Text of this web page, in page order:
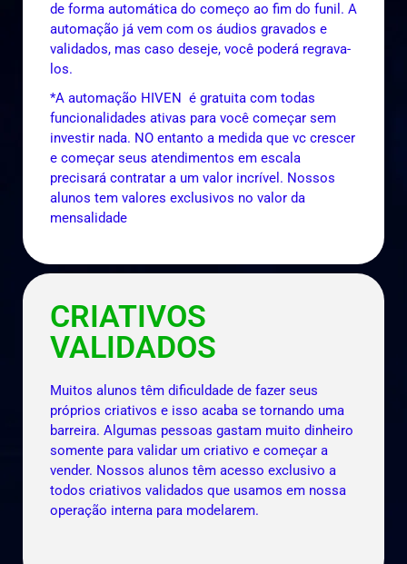
de forma automática do começo ao fim do funil. A
automação já vem com os áudios gravados e
validados, mas caso deseje, você poderá regrava-
los.
*A automação HIVEN é gratuita com todas
funcionalidades ativas para você começar sem
investir nada. NO entanto a medida que vc crescer
e começar seus atendimentos em escala
precisará contratar a um valor incrível. Nossos
alunos tem valores exclusivos no valor da
mensalidade
CRIATIVOS
VALIDADOS
Muitos alunos têm dificuldade de fazer seus
próprios criativos e isso acaba se tornando uma
barreira. Algumas pessoas gastam muito dinheiro
somente para validar um criativo e começar a
vender. Nossos alunos têm acesso exclusivo a
todos criativos validados que usamos em nossa
operação interna para modelarem.